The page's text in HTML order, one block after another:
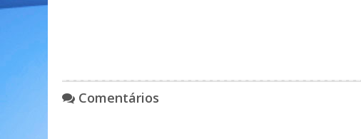
Comentários